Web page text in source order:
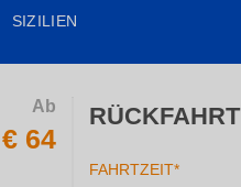
SIZILIEN
Ab
€ 64
RÜCKFAHRT
FAHRTZEIT*